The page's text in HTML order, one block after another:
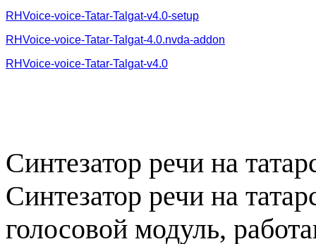
RHVoice-voice-Tatar-Talgat-v4.0-setup
RHVoice-voice-Tatar-Talgat-4.0.nvda-addon
RHVoice-voice-Tatar-Talgat-v4.0
Синтезатор речи на
Синтезатор речи на
голосовой модуль,